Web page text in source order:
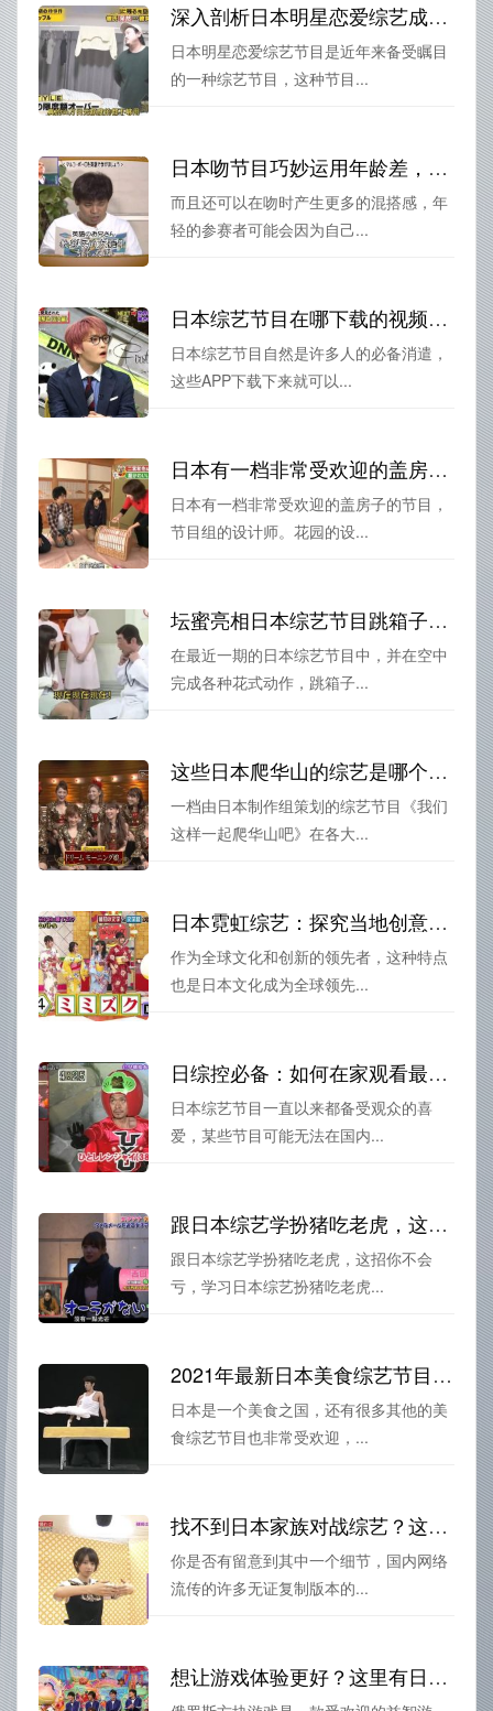
深入剖析日本明星恋爱综艺成功的原因，引领了恋爱文化的脉搏
日本明星恋爱综艺节目是近年来备受瞩目
的一种综艺节目，这种节目...
日本吻节目巧妙运用年龄差，获得更多观众的青睐
而且还可以在吻时产生更多的混搭感，年
轻的参赛者可能会因为自己...
日本综艺节目在哪下载的视频？图片+教程送上
日本综艺节目自然是许多人的必备消遣，
这些APP下载下来就可以...
日本有一档非常受欢迎的盖房子的节目，你知道叫什么吗？
日本有一档非常受欢迎的盖房子的节目，
节目组的设计师。花园的设...
坛蜜亮相日本综艺节目跳箱子大放异彩，引发全球瞩目
在最近一期的日本综艺节目中，并在空中
完成各种花式动作，跳箱子...
这些日本爬华山的综艺是哪个节目细节你可能不知道，超级揭秘
一档由日本制作组策划的综艺节目《我们
这样一起爬华山吧》在各大...
日本霓虹综艺：探究当地创意文化独特魅力
作为全球文化和创新的领先者，这种特点
也是日本文化成为全球领先...
日综控必备：如何在家观看最新的日本综艺节目？
日本综艺节目一直以来都备受观众的喜
爱，某些节目可能无法在国内...
跟日本综艺学扮猪吃老虎，这招你不会亏
跟日本综艺学扮猪吃老虎，这招你不会
亏，学习日本综艺扮猪吃老虎...
2021年最新日本美食综艺节目排行榜火爆揭晓
日本是一个美食之国，还有很多其他的美
食综艺节目也非常受欢迎，...
找不到日本家族对战综艺？这个细节你可能忽略了
你是否有留意到其中一个细节，国内网络
流传的许多无证复制版本的...
想让游戏体验更好？这里有日本综艺俄罗斯方块游玩必备的秘籍